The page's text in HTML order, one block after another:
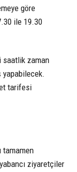
göre
ile 19.30
saatlik zaman
tarifesi
tamamen
ziyaretçiler